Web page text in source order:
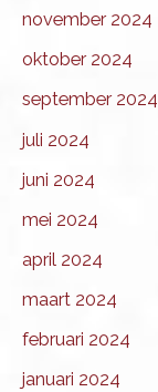
november 2024
oktober 2024
september 2024
juli 2024
juni 2024
mei 2024
april 2024
maart 2024
februari 2024
januari 2024